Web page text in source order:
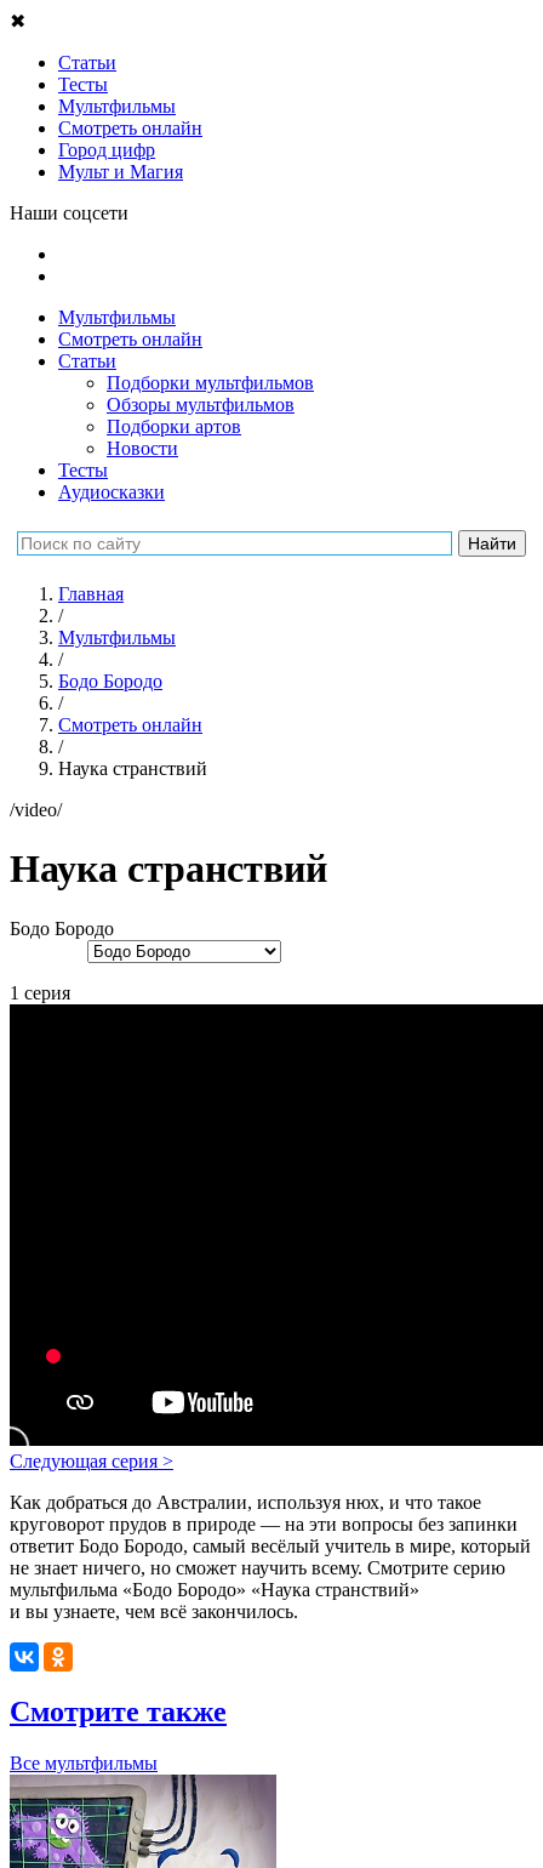
✖
Статьи
Тесты
Мультфильмы
Смотреть онлайн
Город цифр
Мульт и Магия
Наши соцсети
Мультфильмы
Смотреть онлайн
Статьи
Подборки мультфильмов
Обзоры мультфильмов
Подборки артов
Новости
Тесты
Аудиосказки
Главная
/
Мультфильмы
/
Бодо Бородо
/
Смотреть онлайн
/
Наука странствий
/video/
Наука странствий
Бодо Бородо
1 серия
Следующая серия >
Как добраться до Австралии, используя нюх, и что такое
круговорот прудов в природе — на эти вопросы без запинки
ответит Бодо Бородо, самый весёлый учитель в мире, который
не знает ничего, но сможет научить всему. Смотрите серию
мультфильма «Бодо Бородо» «Наука странствий»
и вы узнаете, чем всё закончилось.
Смотрите также
Все мультфильмы